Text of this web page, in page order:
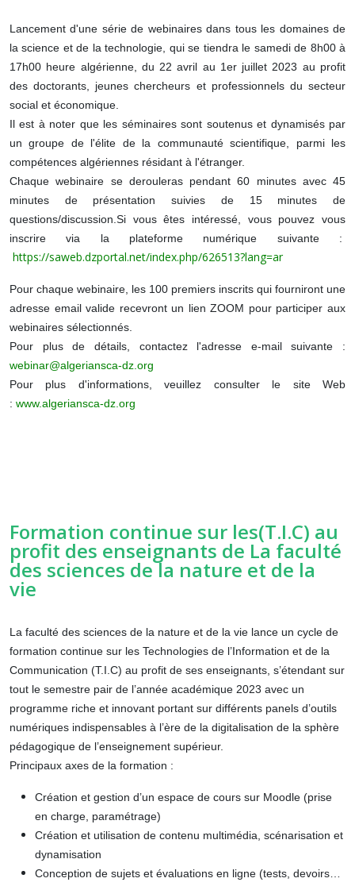
Lancement d'une série de webinaires dans tous les domaines de
la science et de la technologie, qui se tiendra le samedi de 8h00 à
17h00 heure algérienne, du 22 avril au 1er juillet 2023 au profit
des doctorants, jeunes chercheurs et professionnels du secteur
social et économique.
Il est à noter que les séminaires sont soutenus et dynamisés par
un groupe de l'élite de la communauté scientifique, parmi les
compétences algériennes résidant à l'étranger.
Chaque webinaire se derouleras pendant 60 minutes avec 45
minutes de présentation suivies de 15 minutes de
questions/discussion.Si vous êtes intéressé, vous pouvez vous
inscrire via la plateforme numérique suivante :
https://saweb.dzportal.net/index.php/626513?lang=ar
Pour chaque webinaire, les 100 premiers inscrits qui fourniront une
adresse email valide recevront un lien ZOOM pour participer aux
webinaires sélectionnés.
Pour plus de détails, contactez l'adresse e-mail suivante :
webinar@algeriansca-dz.org
Pour plus d'informations, veuillez consulter le site Web
: www.algeriansca-dz.org
Formation continue sur les(T.I.C) au
profit des enseignants de La faculté
des sciences de la nature et de la
vie
La faculté des sciences de la nature et de la vie lance un cycle de
formation continue sur les Technologies de l’Information et de la
Communication (T.I.C) au profit de ses enseignants, s’étendant sur
tout le semestre pair de l’année académique 2023 avec un
programme riche et innovant portant sur différents panels d’outils
numériques indispensables à l’ère de la digitalisation de la sphère
pédagogique de l’enseignement supérieur.
Principaux axes de la formation :
Création et gestion d’un espace de cours sur Moodle (prise
en charge, paramétrage)
Création et utilisation de contenu multimédia, scénarisation et
dynamisation
Conception de sujets et évaluations en ligne (tests, devoirs…